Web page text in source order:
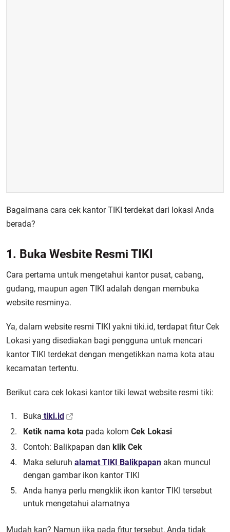
Bagaimana cara cek kantor TIKI terdekat dari lokasi Anda
berada?
1. Buka Wesbite Resmi TIKI
Cara pertama untuk mengetahui kantor pusat, cabang,
gudang, maupun agen TIKI adalah dengan membuka
website resminya.
Ya, dalam website resmi TIKI yakni tiki.id, terdapat fitur Cek
Lokasi yang disediakan bagi pengguna untuk mencari
kantor TIKI terdekat dengan mengetikkan nama kota atau
kecamatan tertentu.
Berikut cara cek lokasi kantor tiki lewat website resmi tiki:
Buka tiki.id
Ketik nama kota pada kolom Cek Lokasi
Contoh: Balikpapan dan klik Cek
Maka seluruh alamat TIKI Balikpapan akan muncul
dengan gambar ikon kantor TIKI
Anda hanya perlu mengklik ikon kantor TIKI tersebut
untuk mengetahui alamatnya
Mudah kan? Namun jika pada fitur tersebut, Anda tidak